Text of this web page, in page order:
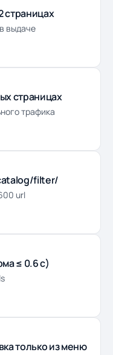
страницах
выдаче
страницах
трафика
filter/
url
≤ 0.6 с)
только из меню